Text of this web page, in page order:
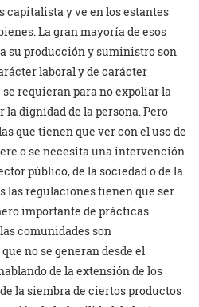
capitalista y ve en los estantes
La gran mayoría de esos
su producción y suministro son
laboral y de carácter
requieran para no expoliar la
dignidad de la persona. Pero
que tienen que ver con el uso de
o se necesita una intervención
público, de la sociedad o de la
las regulaciones tienen que ser
importante de prácticas
comunidades son
no se generan desde el
de la extensión de los
la siembra de ciertos productos